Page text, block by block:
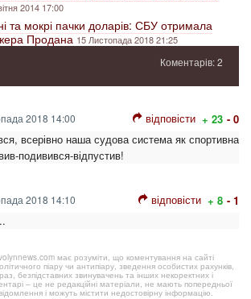
2014 17:00
та мокрі пачки доларів: СБУ отримала
Продана15 Листопада 2018 21:25
Коментарів: 2
2018 14:00 відповісти + 23 - 0
всерівно наша судова система як спортивна
подивився-відпустив!
2018 14:10 відповісти + 8 - 1
має розуміти, що коментування на сайті
піару чи антипіару, зведення особистих рахунків,
безпідставних звинувачень та інших некоректних і
– це не редакційні матеріали, не мають попередньої
і можуть містити недостовірну інформацію.